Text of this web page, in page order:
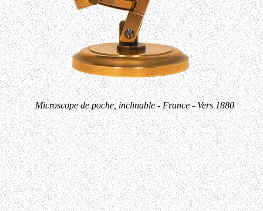
Microscope de poche, inclinable - France - Vers 1880